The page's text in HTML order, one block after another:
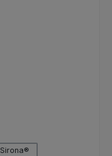
Sirona®